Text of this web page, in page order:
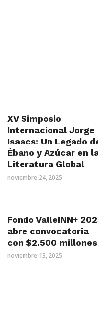
XV Simposio
Internacional Jorge
Isaacs: Un Legado
Ébano y Azúcar en
Literatura Global
noviembre 24, 2025
Fondo ValleINN+
abre convocatoria
con $2.500 millones
noviembre 13, 2025